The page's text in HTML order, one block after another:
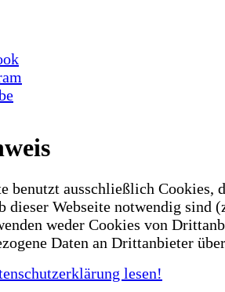
benutzt ausschließlich Cookies,
dieser Webseite notwendig sind
weder Cookies von
Daten an Drittanbieter
lesen!